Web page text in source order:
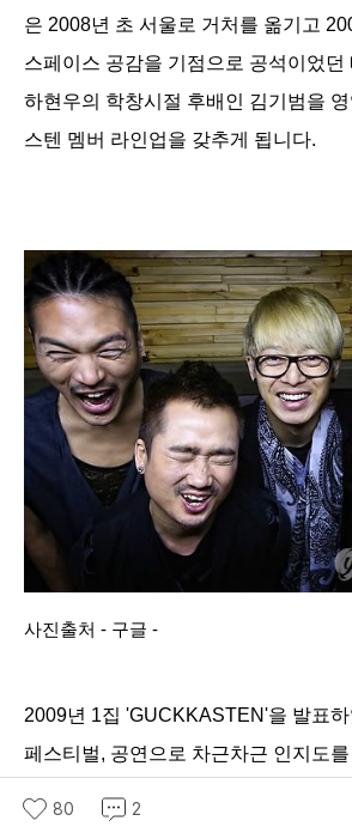
은 2008년 초 서울로 거처를 옮기고
스페이스 공감을 기점으로 공석이었던
하현우의 학창시절 후배인 김기범을 영
스텐 멤버 라인업을 갖추게 됩니다.
사진출처 - 구글 -
2009년 1집 'GUCKKASTEN'을 발표
페스티벌, 공연으로 차근차근 인지도
80 2